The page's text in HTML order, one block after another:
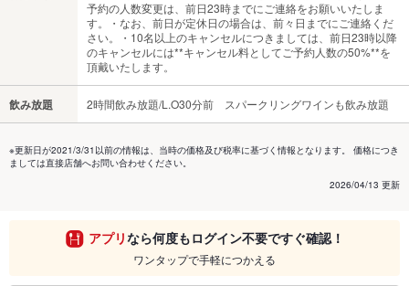
予約の人数変更は、前日23時までにご連絡をお願いいたしま
す。・なお、前日が定休日の場合は、前々日までにご連絡くだ
さい。・10名以上のキャンセルにつきましては、前日23時以降
のキャンセルには**キャンセル料としてご予約人数の50%**を
頂戴いたします。
飲み放題 2時間飲み放題/L.O30分前 スパークリングワインも飲み放題
※更新日が2021/3/31以前の情報は、当時の価格及び税率に基づく情報となります。 価格につき
ましては直接店舗へお問い合わせください。
2026/04/13 更新
アプリなら何度もログイン不要ですぐ確認！
ワンタップで手軽につかえる